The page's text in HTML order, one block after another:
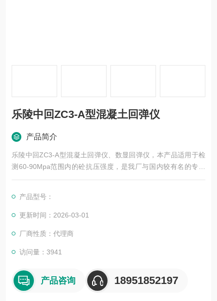
乐陵中回ZC3-A型混凝土回弹仪
产品简介
乐陵中回ZC3-A型混凝土回弹仪、数显回弹仪，本产品适用于检
测60-90Mpa范围内的砼抗压强度，是我厂与国内较有名的专家
联合设计并试验成功的新产品。与同类产品相比较具有体积小、
产品型号：
更新时间：2026-03-01
厂商性质：代理商
访问量：3941
产品咨询 18951852197